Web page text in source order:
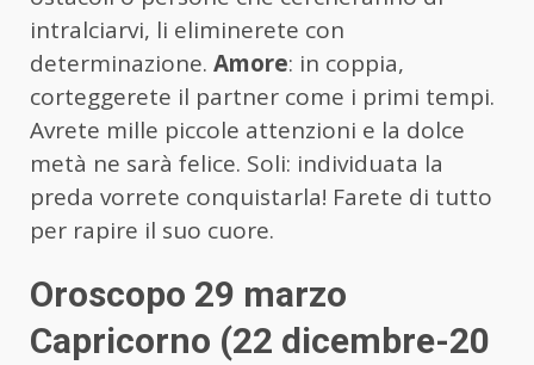
intralciarvi, li eliminerete con
determinazione. Amore: in coppia,
corteggerete il partner come i primi tempi.
Avrete mille piccole attenzioni e la dolce
metà ne sarà felice. Soli: individuata la
preda vorrete conquistarla! Farete di tutto
per rapire il suo cuore.
Oroscopo 29 marzo
Capricorno (22 dicembre-20